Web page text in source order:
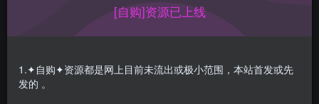
河豚抚子的形象非常醒目，她具有明亮的橙色头发和蓝色的
眼睛，身穿黑色迷你裙和白色衬衣，胸前还别着一颗大红色
[自购]资源已上线
1.✦自购✦资源都是网上目前未流出或极小范围，本站首发或先
发的 。